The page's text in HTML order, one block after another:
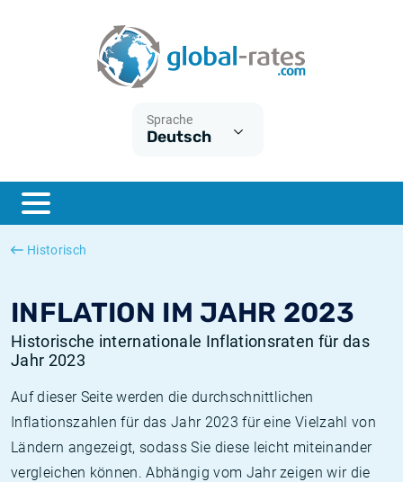
Sprache
Deutsch
Historisch
INFLATION IM JAHR 2023
Historische internationale Inflationsraten für das
Jahr 2023
Auf dieser Seite werden die durchschnittlichen
Inflationszahlen für das Jahr 2023 für eine Vielzahl von
Ländern angezeigt, sodass Sie diese leicht miteinander
vergleichen können. Abhängig vom Jahr zeigen wir die
ESTER
SONIA
Was ist die VPI-Inflation?
Was ist die HVPI-Inflation?
Deutsche inflation
Europäische inflation
Historische Euribor-Sätze
Historische ESTER-Sätze
Historische SOFR-Sätze
Historische SONIA-Sätze
Inflationsrechner